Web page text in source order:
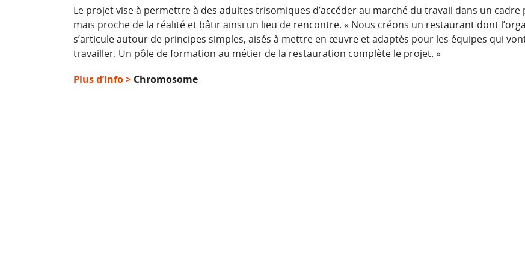
Le projet vise à permettre à des adultes trisomiques d’accéder au marché du travail dans un cadre
mais proche de la réalité et bâtir ainsi un lieu de rencontre. « Nous créons un restaurant dont
s’articule autour de principes simples, aisés à mettre en œuvre et adaptés pour les équipes qui
travailler. Un pôle de formation au métier de la restauration complète le projet. »
Plus d’info > Chromosome